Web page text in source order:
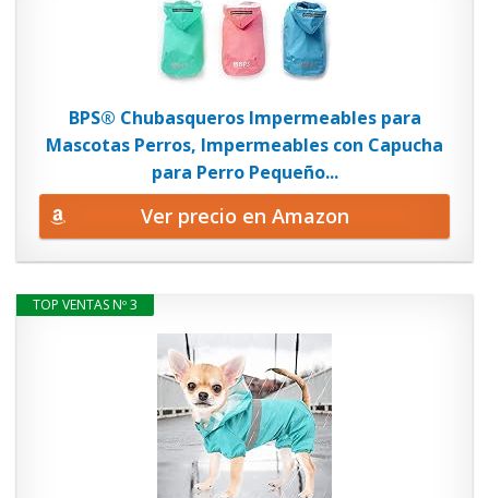
BPS® Chubasqueros Impermeables para
Mascotas Perros, Impermeables con Capucha
para Perro Pequeño...
Ver precio en Amazon
TOP VENTAS Nº 3